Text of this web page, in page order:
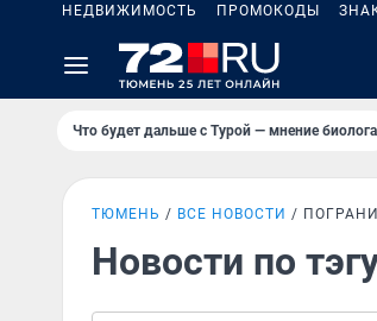
НЕДВИЖИМОСТЬ ПРОМОКОДЫ
Что будет дальше с Турой — мнение биолога
ТЮМЕНЬ ВСЕ НОВОСТИ
Новости по